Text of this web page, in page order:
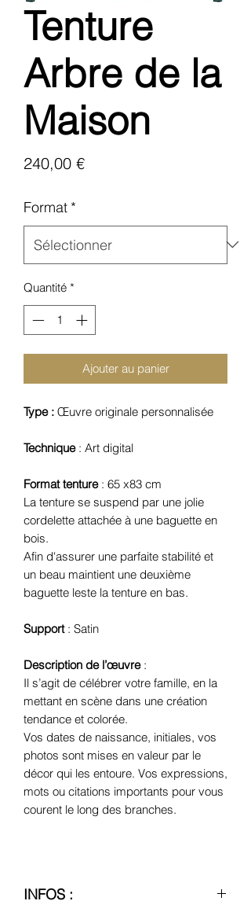
Tenture
Arbre de la
Maison
240,00 €Prix
Format *
Quantité *
Ajouter au panier
Type : Œuvre originale personnalisée
Technique : Art digital
Format tenture : 65 x83 cm
La tenture se suspend par une jolie
cordelette attachée à une baguette en
bois.
Afin d'assurer une parfaite stabilité et
un beau maintient une deuxième
baguette leste la tenture en bas.
Support : Satin
Description de l’œuvre :
Il s’agit de célébrer votre famille, en la
mettant en scène dans une création
tendance et colorée.
Vos dates de naissance, initiales, vos
photos sont mises en valeur par le
décor qui les entoure. Vos expressions,
mots ou citations importants pour vous
courent le long des branches.
INFOS :